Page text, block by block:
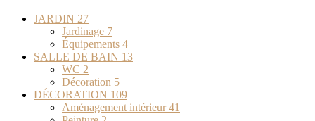
JARDIN 27
Jardinage 7
Équipements 4
SALLE DE BAIN 13
WC 2
Décoration 5
DÉCORATION 109
Aménagement intérieur41